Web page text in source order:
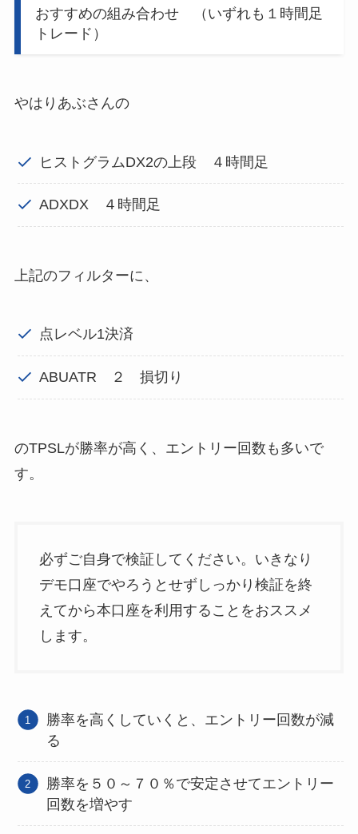
おすすめの組み合わせ （いずれも１時間足
トレード）
やはりあぶさんの
ヒストグラムDX2の上段 ４時間足
ADXDX ４時間足
上記のフィルターに、
点レベル1決済
ABUATR ２ 損切り
のTPSLが勝率が高く、エントリー回数も多いで
す。
必ずご自身で検証してください。いきなり
デモ口座でやろうとせずしっかり検証を終
えてから本口座を利用することをおススメ
します。
勝率を高くしていくと、エントリー回数が減
る
勝率を５０～７０％で安定させてエントリー
回数を増やす